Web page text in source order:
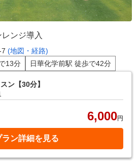
ンジ導入
(地図・経路)
13分
日華化学前駅 徒歩で42分
ン【30分】
6,000円
ラン詳細を見る